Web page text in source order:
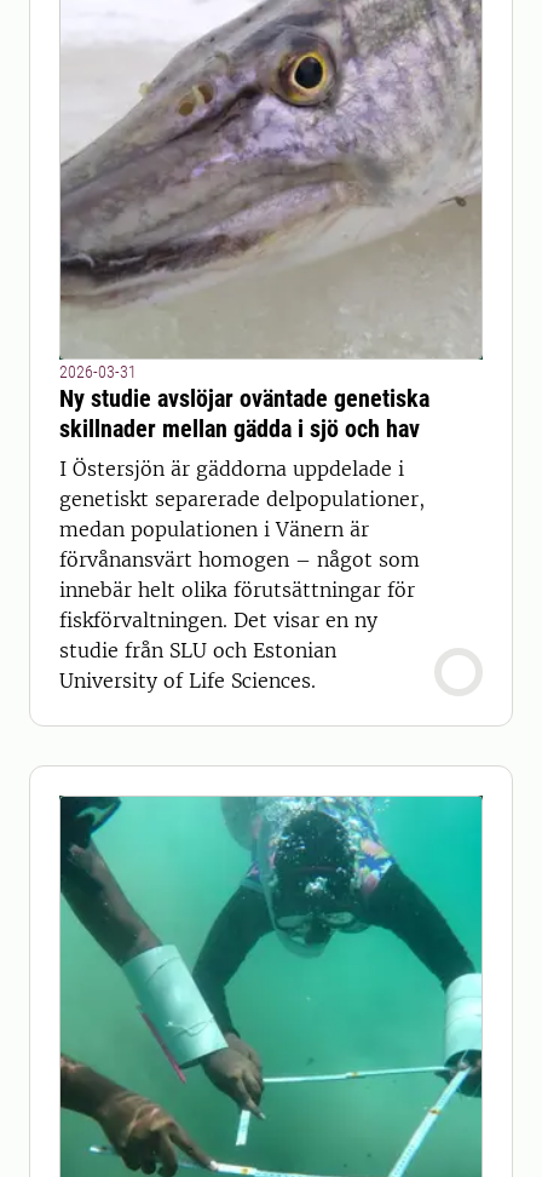
2026-03-31
Ny studie avslöjar oväntade genetiska
skillnader mellan gädda i sjö och hav
I Östersjön är gäddorna uppdelade i
genetiskt separerade delpopulationer,
medan populationen i Vänern är
förvånansvärt homogen – något som
innebär helt olika förutsättningar för
fiskförvaltningen. Det visar en ny
studie från SLU och Estonian
University of Life Sciences.